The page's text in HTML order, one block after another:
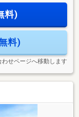
ースペースを確
バス停まで徒歩2
す
料)
料)
わせページへ移動します